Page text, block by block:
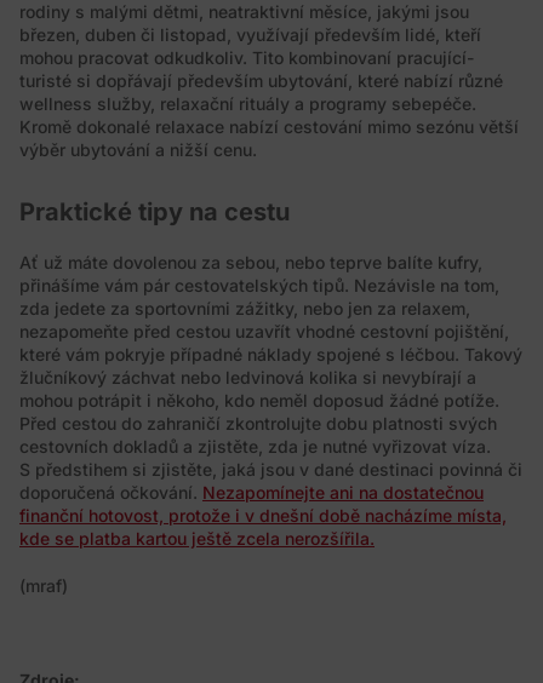
rodiny s malými dětmi, neatraktivní měsíce, jakými jsou
březen, duben či listopad, využívají především lidé, kteří
mohou pracovat odkudkoliv. Tito kombinovaní pracující-
turisté si dopřávají především ubytování, které nabízí různé
wellness služby, relaxační rituály a programy sebepéče.
Kromě dokonalé relaxace nabízí cestování mimo sezónu větší
výběr ubytování a nižší cenu.
Praktické tipy na cestu
Ať už máte dovolenou za sebou, nebo teprve balíte kufry,
přinášíme vám pár cestovatelských tipů. Nezávisle na tom,
zda jedete za sportovními zážitky, nebo jen za relaxem,
nezapomeňte před cestou uzavřít vhodné cestovní pojištění,
které vám pokryje případné náklady spojené s léčbou. Takový
žlučníkový záchvat nebo ledvinová kolika si nevybírají a
mohou potrápit i někoho, kdo neměl doposud žádné potíže.
Před cestou do zahraničí zkontrolujte dobu platnosti svých
cestovních dokladů a zjistěte, zda je nutné vyřizovat víza.
S předstihem si zjistěte, jaká jsou v dané destinaci povinná či
doporučená očkování. Nezapomínejte ani na dostatečnou
finanční hotovost, protože i v dnešní době nacházíme místa,
kde se platba kartou ještě zcela nerozšířila.
(mraf)